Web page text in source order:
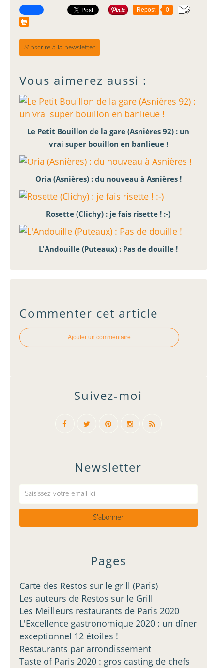
Repost 0
S'inscrire à la newsletter
Vous aimerez aussi :
Le Petit Bouillon de la gare (Asnières 92) : un
vrai super bouillon en banlieue !
Oria (Asnières) : du nouveau à Asnières !
Rosette (Clichy) : je fais risette ! :-)
L'Andouille (Puteaux) : Pas de douille !
Commenter cet article
Ajouter un commentaire
Newsletter
Pages
Carte des Restos sur le grill (Paris)
Les auteurs de Restos sur le Grill
Les Meilleurs restaurants de Paris 2020
L'Excellence gastronomique 2020 : un dîner
exceptionnel 12 étoiles !
Restaurants par arrondissement
Taste of Paris 2020 : gros casting de chefs
Suivez-moi